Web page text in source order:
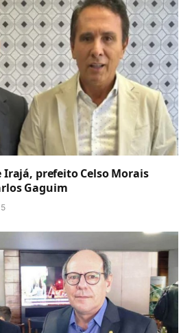
Irajá, prefeito Celso Morais
Gaguim